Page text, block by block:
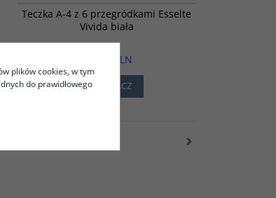
Teczka A-4 z 6 przegródkami Esselte
Vivida biała
PLN
ZOBACZ
plików cookies, w tym
do prawidłowego